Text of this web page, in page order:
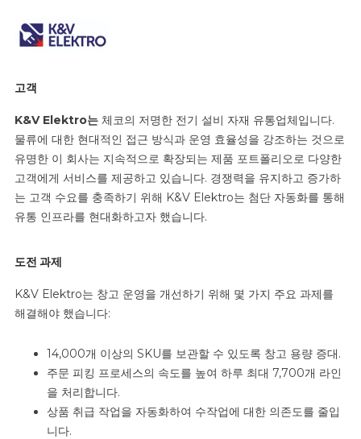
고객
K&V Elektro는 체코의 저명한 전기 설비 자재 유통업체입니다.
물류에 대한 현대적인 접근 방식과 운영 효율성을 강조하는 것으로
유명한 이 회사는 지속적으로 확장되는 제품 포트폴리오로 다양한
고객에게 서비스를 제공하고 있습니다. 경쟁력을 유지하고 증가하
는 고객 수요를 충족하기 위해 K&V Elektro는 첨단 자동화를 통해
유통 인프라를 현대화하고자 했습니다.
도전 과제
K&V Elektro는 창고 운영을 개선하기 위해 몇 가지 주요 과제를
해결해야 했습니다:
14,000개 이상의 SKU를 보관할 수 있도록 창고 용량 증대.
주문 피킹 프로세스의 속도를 높여 하루 최대 7,700개 라인
을 처리합니다.
상품 취급 작업을 자동화하여 수작업에 대한 의존도를 줄입
니다.